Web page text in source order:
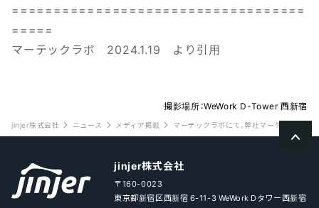
===================================
=====
マーテックラボ 2024.1.19 より引用
jinjer株式会社 ニュース メディア掲載 マーテックラボにて、弊社マーケターが行
撮影場所：WeWork D-Tower 西新宿
jinjer株式会社
〒160-0023
東京都新宿区西新宿 6-11-3 WeWork Dタワー西新宿